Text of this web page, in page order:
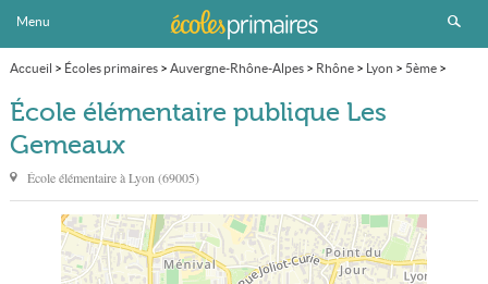
Menu
Accueil > Écoles primaires> Auvergne-Rhône-Alpes> Rhône> Lyon > 5ème>
École élémentaire publique Les Gemeaux
École élémentaire publique Les
Gemeaux
École élémentaire àLyon (69005)